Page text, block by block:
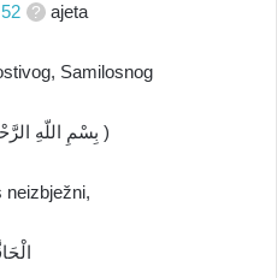
52 ajeta
Samilosnog
( بِسْمِ اللّهِ الرَّحْمـَنِ الرَّحِيمِ )
neizbježni,